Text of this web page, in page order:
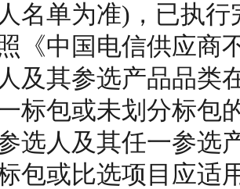
名单为准)，已执
《中国电信供应商
及其参选产品品类
标包或未划分标包
选人及其任一参选
包或比选项目应适